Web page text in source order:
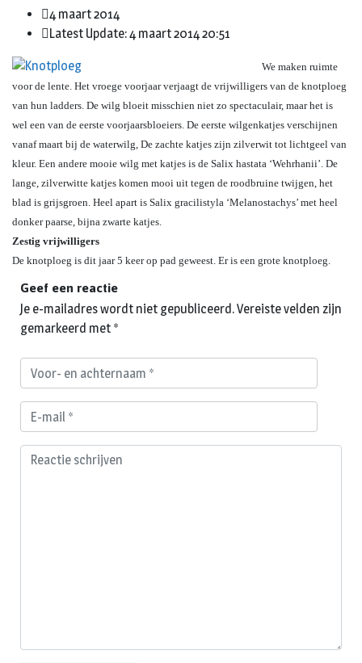
4 maart 2014
Latest Update: 4 maart 2014 20:51
We maken ruimte
voor de lente. Het vroege voorjaar verjaagt de vrijwilligers van de knotploeg
van hun ladders. De wilg bloeit misschien niet zo spectaculair, maar het is
wel een van de eerste voorjaarsbloeiers. De eerste wilgenkatjes verschijnen
vanaf maart bij de waterwilg, De zachte katjes zijn zilverwit tot lichtgeel van
kleur. Een andere mooie wilg met katjes is de Salix hastata ‘Wehrhanii’. De
lange, zilverwitte katjes komen mooi uit tegen de roodbruine twijgen, het
blad is grijsgroen. Heel apart is Salix gracilistyla ‘Melanostachys’ met heel
donker paarse, bijna zwarte katjes.
Zestig vrijwilligers
De knotploeg is dit jaar 5 keer op pad geweest. Er is een grote knotploeg.
Geef een reactie
Je e-mailadres wordt niet gepubliceerd.Vereiste velden zijn
gemarkeerd met *